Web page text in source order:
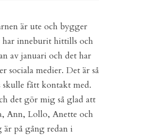
är ute och bygger
har inneburit hittills och
av januari och det har
sociala medier. Det är så
fått kontakt med.
det gör mig så glad att
Ann, Lollo, Anette och
på gång redan i